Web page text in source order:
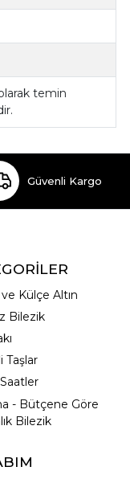
temin
Güvenli Kargo
Külçe Altın
Bilezik
Taşlar
- Bütçene Göre
Bilezik